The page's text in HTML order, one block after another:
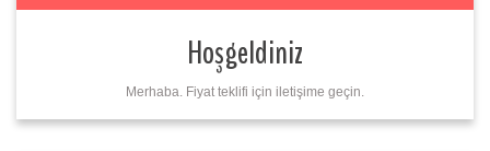
Hoşgeldiniz
Merhaba. Fiyat teklifi için iletişime geçin.